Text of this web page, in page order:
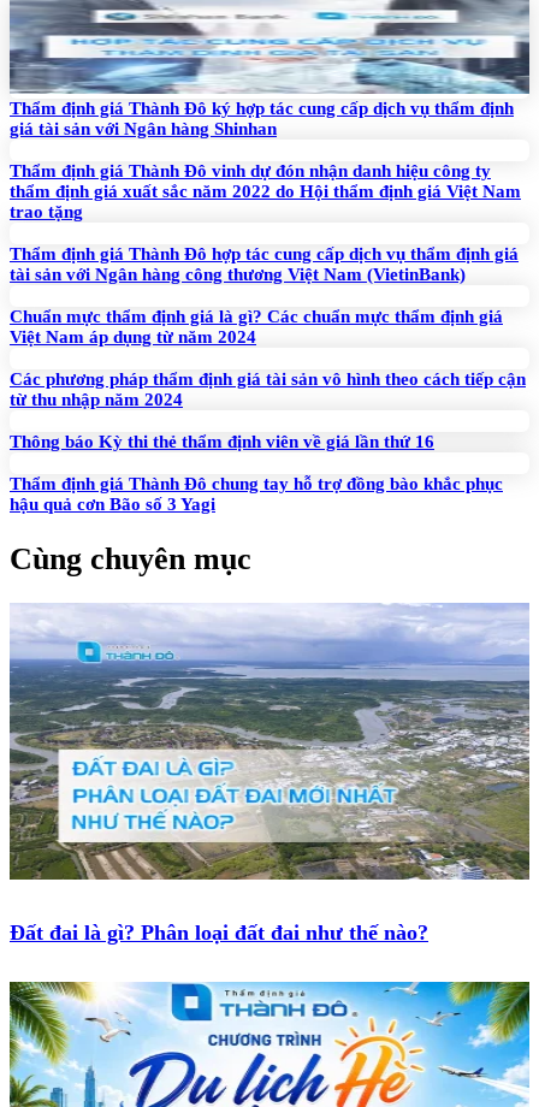
Thẩm định giá Thành Đô ký hợp tác cung cấp dịch vụ thẩm định
giá tài sản với Ngân hàng Shinhan
Thẩm định giá Thành Đô vinh dự đón nhận danh hiệu công ty
thẩm định giá xuất sắc năm 2022 do Hội thẩm định giá Việt Nam
trao tặng
Thẩm định giá Thành Đô hợp tác cung cấp dịch vụ thẩm định giá
tài sản với Ngân hàng công thương Việt Nam (VietinBank)
Chuẩn mực thẩm định giá là gì? Các chuẩn mực thẩm định giá
Việt Nam áp dụng từ năm 2024
Các phương pháp thẩm định giá tài sản vô hình theo cách tiếp cận
từ thu nhập năm 2024
Thông báo Kỳ thi thẻ thẩm định viên về giá lần thứ 16
Thẩm định giá Thành Đô chung tay hỗ trợ đồng bào khắc phục
hậu quả cơn Bão số 3 Yagi
Cùng chuyên mục
Đất đai là gì? Phân loại đất đai như thế nào?